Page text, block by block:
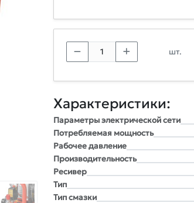
шт.
Характеристики:
Параметры электрической сети
Потребляемая мощность
Рабочее давление
Производительность
Ресивер
Тип
Тип смазки